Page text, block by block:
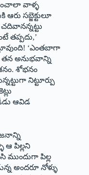
వాళ్ళ
సబ్జెక్టులూ
తప్పదు,’
‘ఎంతబాగా
తన అనుభవాన్ని
శోభనం
నిట్టూర్పు
ఆవిడ
పిల్లని
ముందుగా పిల్ల
అందరూ నోళ్ళు